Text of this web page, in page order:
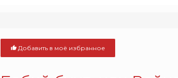
Добавить в моё избранное